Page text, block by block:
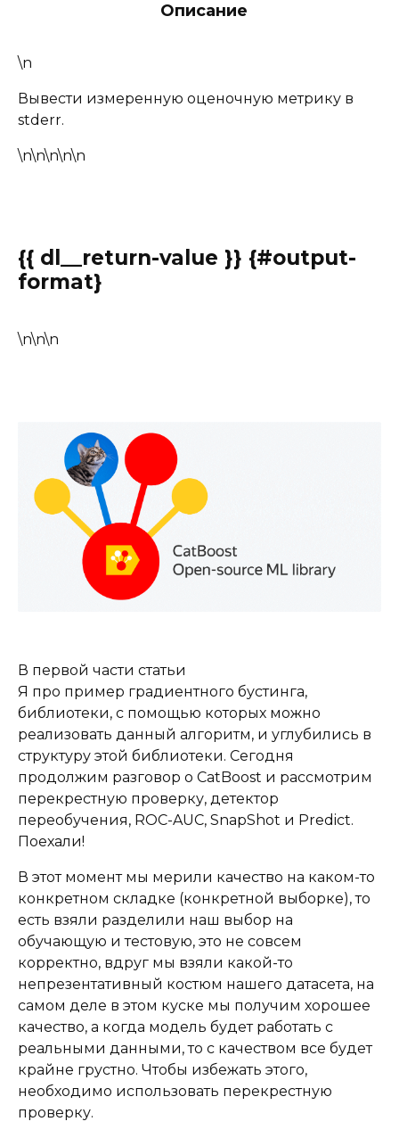
Описание
\n
Вывести измеренную оценочную метрику в
stderr.
\n\n\n\n\n
{{ dl__return-value }} {#output-
format}
\n\n\n
В первой части статьи
Я про пример градиентного бустинга,
библиотеки, с помощью которых можно
реализовать данный алгоритм, и углубились в
структуру этой библиотеки. Сегодня
продолжим разговор о CatBoost и рассмотрим
перекрестную проверку, детектор
переобучения, ROC-AUC, SnapShot и Predict.
Поехали!
В этот момент мы мерили качество на каком-то
конкретном складке (конкретной выборке), то
есть взяли разделили наш выбор на
обучающую и тестовую, это не совсем
корректно, вдруг мы взяли какой-то
непрезентативный костюм нашего датасета, на
самом деле в этом куске мы получим хорошее
качество, а когда модель будет работать с
реальными данными, то с качеством все будет
крайне грустно. Чтобы избежать этого,
необходимо использовать перекрестную
проверку.